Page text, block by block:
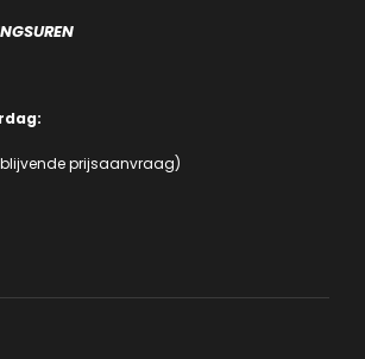
prijsaanvraag)